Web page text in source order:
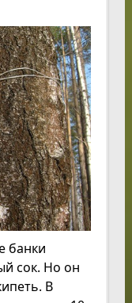
банки
сок. Но он
В